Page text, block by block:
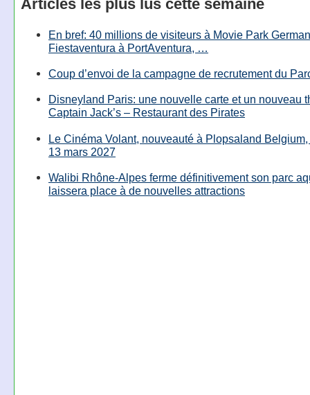
Articles les plus lus cette semaine
En bref: 40 millions de visiteurs à Movie Park
Fiestaventura à PortAventura, …
Coup d’envoi de la campagne de recrutement du
Disneyland Paris: une nouvelle carte et un nouveau
Captain Jack’s – Restaurant des Pirates
Le Cinéma Volant, nouveauté à Plopsaland
13 mars 2027
Walibi Rhône-Alpes ferme définitivement son parc
laissera place à de nouvelles attractions